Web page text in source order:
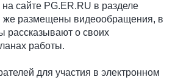
сайте PG.ER.RU в разделе
же размещены видеообращения, в
рассказывают о своих
работы.
для участия в электронном